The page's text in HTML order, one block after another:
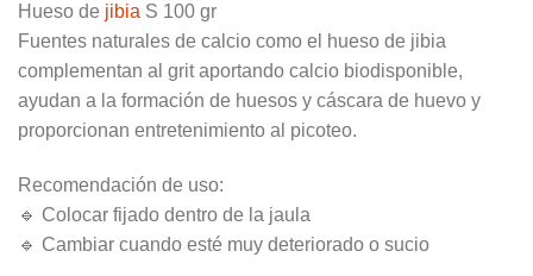
Hueso de jibia S 100 gr
Fuentes naturales de calcio como el hueso de jibia
complementan al grit aportando calcio biodisponible,
ayudan a la formación de huesos y cáscara de huevo y
proporcionan entretenimiento al picoteo.
Recomendación de uso:
🔹 Colocar fijado dentro de la jaula
🔹 Cambiar cuando esté muy deteriorado o sucio